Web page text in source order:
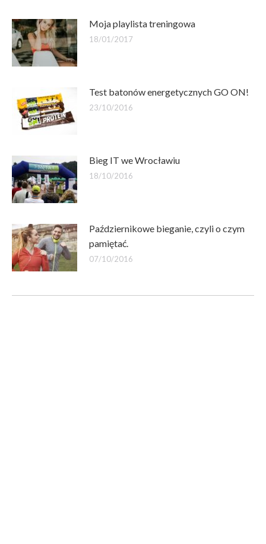
Moja playlista treningowa
18/01/2017
Test batonów energetycznych GO ON!
23/10/2016
Bieg IT we Wrocławiu
18/10/2016
Październikowe bieganie, czyli o czym
pamiętać.
07/10/2016